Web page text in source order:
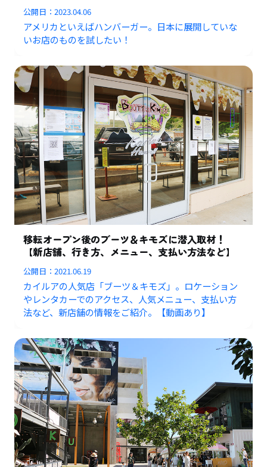
公開日：2023.04.06
アメリカといえばハンバーガー。日本に展開していな
いお店のものを試したい！
移転オープン後のブーツ＆キモズに潜入取材！
【新店舗、行き方、メニュー、支払い方法など】
公開日：2021.06.19
カイルアの人気店「ブーツ＆キモズ」。ロケーション
やレンタカーでのアクセス、人気メニュー、支払い方
法など、新店舗の情報をご紹介。【動画あり】